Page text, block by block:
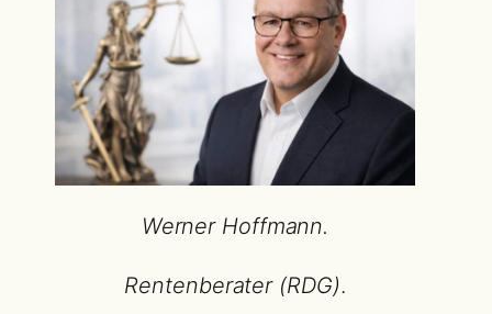
Werner Hoffmann.
Rentenberater (RDG).